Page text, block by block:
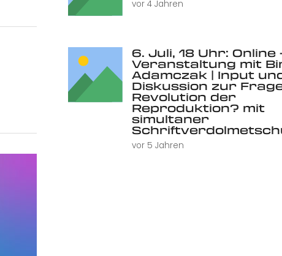
vor 4 Jahren
6. Juli, 18 Uhr: Online
Veranstaltung mit
Adamczak | Input
Diskussion zur
Revolution der
Reproduktion? mit
simultaner
vor 5 Jahren